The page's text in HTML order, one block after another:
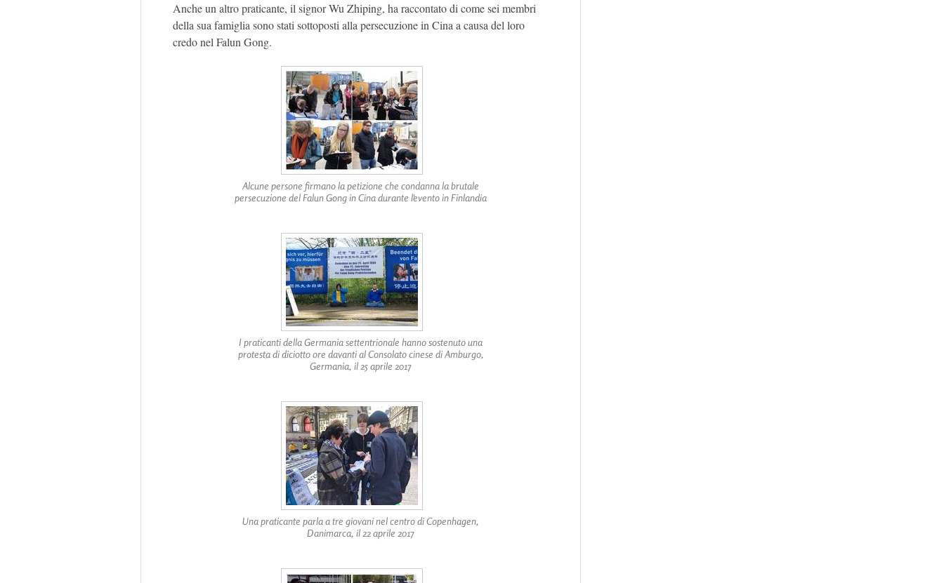
Anche un altro praticante, il signor Wu Zhiping, ha raccontato di come sei membri
della sua famiglia sono stati sottoposti alla persecuzione in Cina a causa del loro
credo nel Falun Gong.
Alcune persone firmano la petizione che condanna la brutale
persecuzione del Falun Gong in Cina durante l'evento in Finlandia
I praticanti della Germania settentrionale hanno sostenuto una
protesta di diciotto ore davanti al Consolato cinese di Amburgo,
Germania, il 25 aprile 2017
Una praticante parla a tre giovani nel centro di Copenhagen,
Danimarca, il 22 aprile 2017